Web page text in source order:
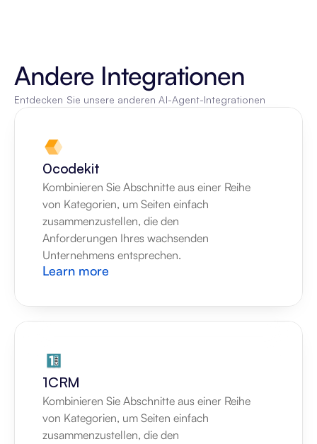
Andere Integrationen
Entdecken Sie unsere anderen AI-Agent-Integrationen
0codekit
Kombinieren Sie Abschnitte aus einer Reihe
von Kategorien, um Seiten einfach
zusammenzustellen, die den
Anforderungen Ihres wachsenden
Unternehmens entsprechen.
Learn more
1CRM
Kombinieren Sie Abschnitte aus einer Reihe
von Kategorien, um Seiten einfach
zusammenzustellen, die den